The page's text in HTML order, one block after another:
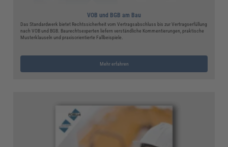
VOB und BGB am Bau
Das Standardwerk bietet Rechtssicherheit vom Vertragsabschluss bis zur Vertragserfüllung
nach VOB und BGB. Baurechtsexperten liefern verständliche Kommentierungen, praktische
Musterklauseln und praxisorientierte Fallbeispiele.
Mehr erfahren